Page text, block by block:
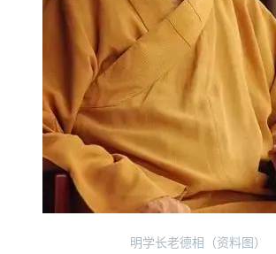
明学长老德相（资料图）